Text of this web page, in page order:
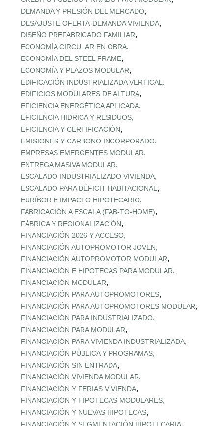
DEMANDA Y PRESIÓN DEL MERCADO,
DESAJUSTE OFERTA‑DEMANDA VIVIENDA,
DISEÑO PREFABRICADO FAMILIAR,
ECONOMÍA CIRCULAR EN OBRA,
ECONOMÍA DEL STEEL FRAME,
ECONOMÍA Y PLAZOS MODULAR,
EDIFICACIÓN INDUSTRIALIZADA VERTICAL ,
EDIFICIOS MODULARES DE ALTURA,
EFICIENCIA ENERGÉTICA APLICADA,
EFICIENCIA HÍDRICA Y RESIDUOS,
EFICIENCIA Y CERTIFICACIÓN,
EMISIONES Y CARBONO INCORPORADO,
EMPRESAS EMERGENTES MODULAR,
ENTREGA MASIVA MODULAR,
ESCALADO INDUSTRIALIZADO VIVIENDA,
ESCALADO PARA DÉFICIT HABITACIONAL ,
EURÍBOR E IMPACTO HIPOTECARIO,
FABRICACIÓN A ESCALA (FAB‑TO‑HOME),
FÁBRICA Y REGIONALIZACIÓN,
FINANCIACIÓN 2026 Y ACCESO,
FINANCIACIÓN AUTOPROMOTOR JOVEN,
FINANCIACIÓN AUTOPROMOTOR MODULAR,
FINANCIACIÓN E HIPOTECAS PARA MODULAR,
FINANCIACIÓN MODULAR,
FINANCIACIÓN PARA AUTOPROMOTORES,
FINANCIACIÓN PARA AUTOPROMOTORES MODULAR,
FINANCIACIÓN PARA INDUSTRIALIZADO,
FINANCIACIÓN PARA MODULAR,
FINANCIACIÓN PARA VIVIENDA INDUSTRIALIZADA,
FINANCIACIÓN PÚBLICA Y PROGRAMAS,
FINANCIACIÓN SIN ENTRADA,
FINANCIACIÓN VIVIENDA MODULAR,
FINANCIACIÓN Y FERIAS VIVIENDA,
FINANCIACIÓN Y HIPOTECAS MODULARES,
FINANCIACIÓN Y NUEVAS HIPOTECAS,
FINANCIACIÓN Y SEGMENTACIÓN HIPOTECARIA,